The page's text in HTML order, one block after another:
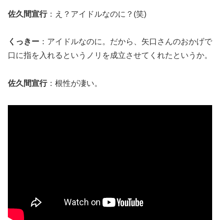
佐久間宣行：え？アイドルなのに？(笑)
くっきー ：アイドルなのに。だから、矢口さんのおかげで
口に指を入れるというノリを成立させてくれたというか。
佐久間宣行：根性が凄い。